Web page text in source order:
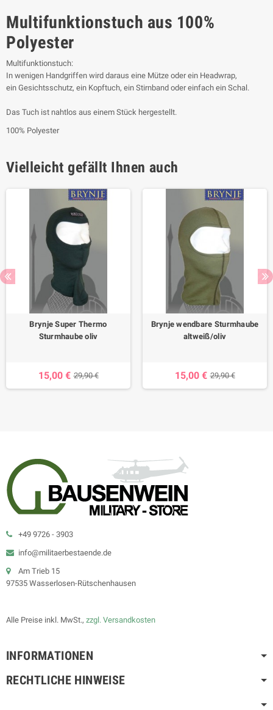
Multifunktionstuch aus 100%
Polyester
Multifunktionstuch:
In wenigen Handgriffen wird daraus eine Mütze oder ein Headwrap,
ein Gesichtsschutz, ein Kopftuch, ein Stirnband oder einfach ein Schal.
Das Tuch ist nahtlos aus einem Stück hergestellt.
100% Polyester
Vielleicht gefällt Ihnen auch
Brynje Super Thermo
Sturmhaube oliv
15,00 € 29,90 €
Brynje wendbare Sturmhaube
altweiß/oliv
15,00 € 29,90 €
+49 9726 - 3903
info@militaerbestaende.de
Am Trieb 15
97535 Wasserlosen-Rütschenhausen
Alle Preise inkl. MwSt., zzgl. Versandkosten
INFORMATIONEN
RECHTLICHE HINWEISE